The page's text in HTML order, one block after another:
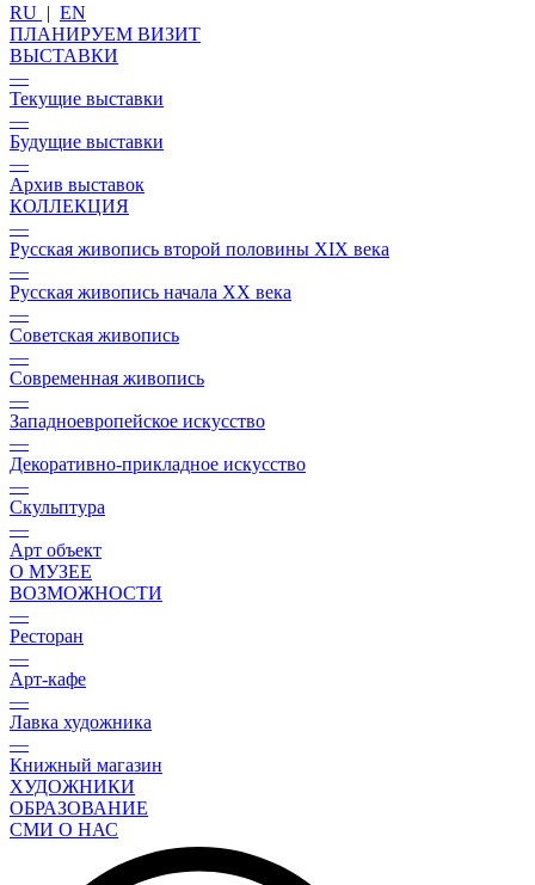
RU | EN
ПЛАНИРУЕМ ВИЗИТ
ВЫСТАВКИ
—
Текущие выставки
—
Будущие выставки
—
Архив выставок
КОЛЛЕКЦИЯ
—
Русская живопись второй половины XIX века
—
Русская живопись начала XX века
—
Советская живопись
—
Современная живопись
—
Западноевропейское искусство
—
Декоративно-прикладное искусство
—
Скульптура
—
Арт объект
О МУЗЕЕ
ВОЗМОЖНОСТИ
—
Ресторан
—
Арт-кафе
—
Лавка художника
—
Книжный магазин
ХУДОЖНИКИ
ОБРАЗОВАНИЕ
СМИ О НАС